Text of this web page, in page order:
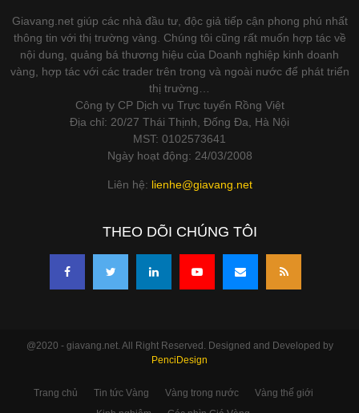
Giavang.net giúp các nhà đầu tư, độc giả tiếp cận phong phú nhất
thông tin với thị trường vàng. Chúng tôi cũng rất muốn hợp tác về
nội dung, quảng bá thương hiệu của Doanh nghiệp kinh doanh
vàng, hợp tác với các trader trên trong và ngoài nước để phát triển
thị trường…
Công ty CP Dịch vụ Trực tuyến Rồng Việt
Địa chỉ: 20/27 Thái Thịnh, Đống Đa, Hà Nội
MST: 0102573641
Ngày hoạt động: 24/03/2008
Liên hệ: lienhe@giavang.net
THEO DÕI CHÚNG TÔI
@2020 - giavang.net. All Right Reserved. Designed and Developed by
PenciDesign
Trang chủ Tin tức Vàng Vàng trong nước
Vàng thế giới